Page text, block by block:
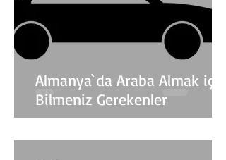
Almanya`da Araba Almak için
Bilmeniz Gerekenler